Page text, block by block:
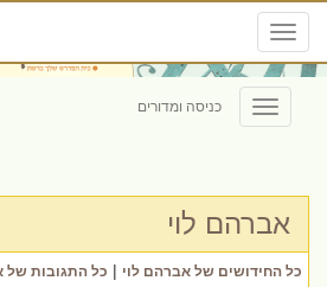
Toggle
navigation
Toggle
navigation
כניסה ומדורים
אברהם לוי
כל החידושים של אברהם לוי | כל התגובות של